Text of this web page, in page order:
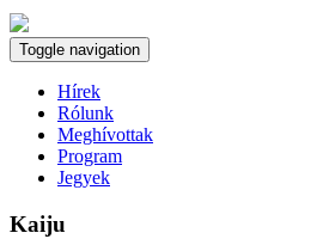
Toggle navigation
Hírek
Rólunk
Meghívottak
Program
Jegyek
Kaiju